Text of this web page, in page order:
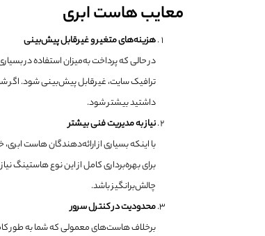
معایب هاست ابری
هزینه‌های متغیر و غیرقابل پیش‌بینی
در حالی که پرداخت به‌میزان استفاده در
ترافیک سایت، غیرقابل پیش‌بینی شود. اگر
داشتید بیشتر شود.
نیاز به مدیریت فنی بیشتر
با اینکه بسیاری از ارائه‌دهندگان هاست
برای بهره‌برداری کامل از این نوع هاستینگ
چالش‌برانگیز باشد.
محدودیت در کنترل سرور
برخلاف هاست‌های معمولی که شما به طور